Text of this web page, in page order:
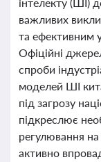
важливих
та ефективним
Офіційні
спроби
моделей ШІ
під загрозу
підкреслює
регулювання
активно